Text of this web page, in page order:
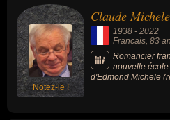
Ruy Blas » (1838).
l'auteur de « Les
Contemplations »
des siècles »
et un intellectuel
majeur dans
Notez-le !
Claude
1938 - 2022
Francais , 83
Romancier
nouvelle
d'Edmond Michele